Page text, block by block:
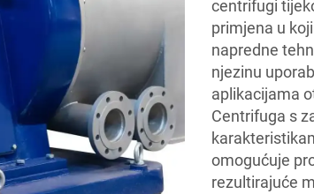
centrifugi
primjena u
napredne
njezinu
aplikacijama
Centrifuga s
omogućuje
rezultirajuće